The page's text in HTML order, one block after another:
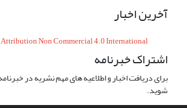
آخرین اخبار
Non Commercial 4.0 International
اشتراک خبرنامه
برای دریافت اخبار و اطلاعیه های مهم نشریه در
شوید.